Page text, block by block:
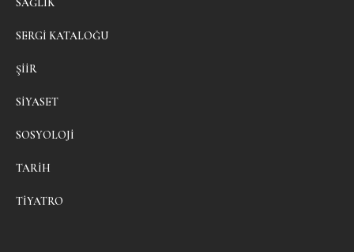
SERGI KATALOĞU
ŞIIR
SIYASET
SOSYOLOJI
TARIH
TIYATRO